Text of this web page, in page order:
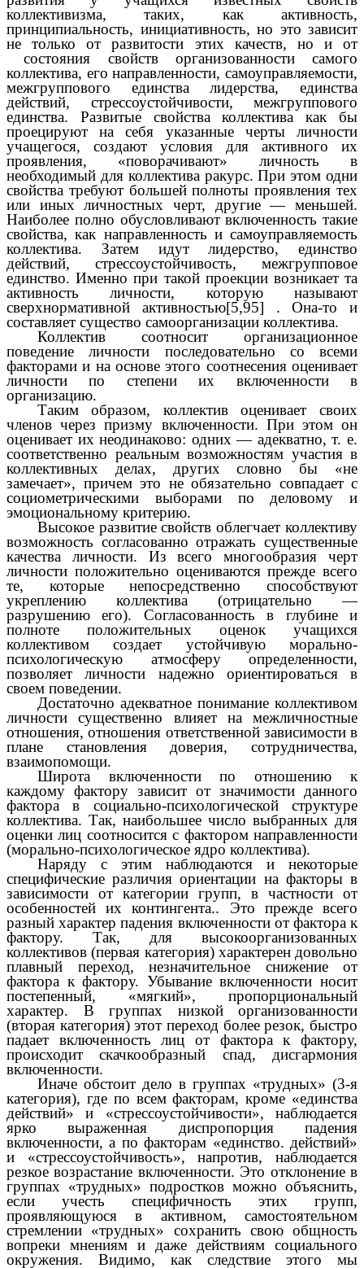
коллективизма, таких, как активность,
принципиальность, инициативность, но это зависит
не только от развитости этих качеств, но и от
состояния свойств организованности самого
коллектива, его направленности, самоуправляемости,
межгруппового единства лидерства, единства
действий, стрессоустойчивости, межгруппового
единства. Развитые свойства коллектива как бы
проецируют на себя указанные черты личности
учащегося, создают условия для активного их
проявления, «поворачивают» личность в
необходимый для коллектива ракурс. При этом одни
свойства требуют большей полноты проявления тех
или иных личностных черт, другие — меньшей.
Наиболее полно обусловливают включенность такие
свойства, как направленность и самоуправляемость
коллектива. Затем идут лидерство, единство
действий, стрессоустойчивость, межгрупповое
единство. Именно при такой проекции возникает та
активность личности, которую называют
сверхнормативной активностью[5,95] . Она-то и
составляет существо самоорганизации коллектива.
Коллектив соотносит организационное
поведение личности последовательно со всеми
факторами и на основе этого соотнесения оценивает
личности по степени их включенности в
организацию.
Таким образом, коллектив оценивает своих
членов через призму включенности. При этом он
оценивает их неодинаково: одних — адекватно, т. е.
соответственно реальным возможностям участия в
коллективных делах, других словно бы «не
замечает», причем это не обязательно совпадает с
социометрическими выборами по деловому и
эмоциональному критерию.
Высокое развитие свойств облегчает коллективу
возможность согласованно отражать существенные
качества личности. Из всего многообразия черт
личности положительно оцениваются прежде всего
те, которые непосредственно способствуют
укреплению коллектива (отрицательно —
разрушению его). Согласованность в глубине и
полноте положительных оценок учащихся
коллективом создает устойчивую морально-
психологическую атмосферу определенности,
позволяет личности надежно ориентироваться в
своем поведении.
Достаточно адекватное понимание коллективом
личности существенно влияет на межличностные
отношения, отношения ответственной зависимости в
плане становления доверия, сотрудничества,
взаимопомощи.
Широта включенности по отношению к
каждому фактору зависит от значимости данного
фактора в социально-психологической структуре
коллектива. Так, наибольшее число выбранных для
оценки лиц соотносится с фактором направленности
(морально-психологическое ядро коллектива).
Наряду с этим наблюдаются и некоторые
специфические различия ориентации на факторы в
зависимости от категории групп, в частности от
особенностей их контингента.. Это прежде всего
разный характер падения включенности от фактора к
фактору. Так, для высокоорганизованных
коллективов (первая категория) характерен довольно
плавный переход, незначительное снижение от
фактора к фактору. Убывание включенности носит
постепенный, «мягкий», пропорциональный
характер. В группах низкой организованности
(вторая категория) этот переход более резок, быстро
падает включенность лиц от фактора к фактору,
происходит скачкообразный спад, дисгармония
включенности.
Иначе обстоит дело в группах «трудных» (3-я
категория), где по всем факторам, кроме «единства
действий» и «стрессоустойчивости», наблюдается
ярко выраженная диспропорция падения
включенности, а по факторам «единство. действий»
и «стрессоустойчивость», напротив, наблюдается
резкое возрастание включенности. Это отклонение в
группах «трудных» подростков можно объяснить,
если учесть специфичность этих групп,
проявляющуюся в активном, самостоятельном
стремлении «трудных» сохранить свою общность
вопреки мнениям и даже действиям социального
окружения. Видимо, как следствие этого мы